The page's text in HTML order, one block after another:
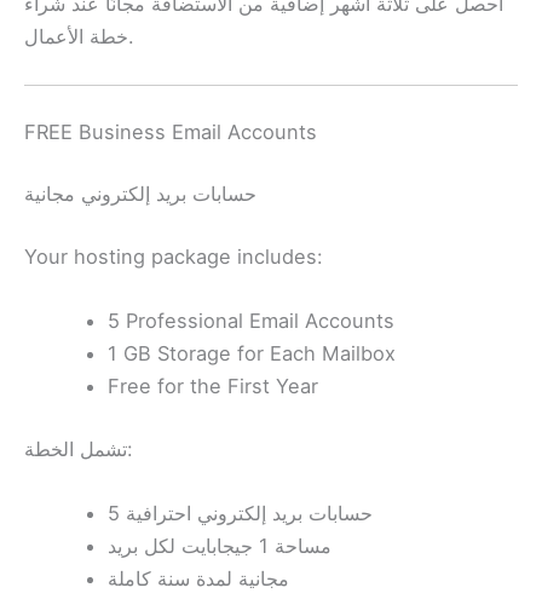
خطة الأعمال.
FREE Business Email Accounts
حسابات بريد إلكتروني مجانية
Your hosting package includes:
5 Professional Email Accounts
1 GB Storage for Each Mailbox
Free for the First Year
تشمل الخطة:
5 حسابات بريد إلكتروني احترافية
مساحة 1 جيجابايت لكل بريد
مجانية لمدة سنة كاملة